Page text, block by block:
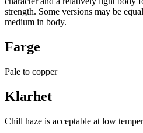
strength. Some versions may be
medium in body.
Farge
Pale to copper
Klarhet
Chill haze is acceptable at low